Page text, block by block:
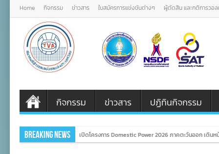
Home กิจกรรม ข่าวสาร ใบสมัครการแข่งขันต่างๆ ผู้ตัดสิน และกติการวอ
กิจกรรม ข่าวสาร ปฏิทินกิจกรรม
Breaking News เปิดโครงการ Domestic Power 2026 ภาคตะวันออก เดิน